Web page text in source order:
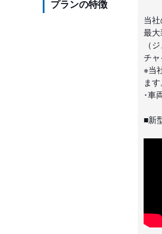
プランの特徴
当
最
（
チ
※当
ます
･車
■新